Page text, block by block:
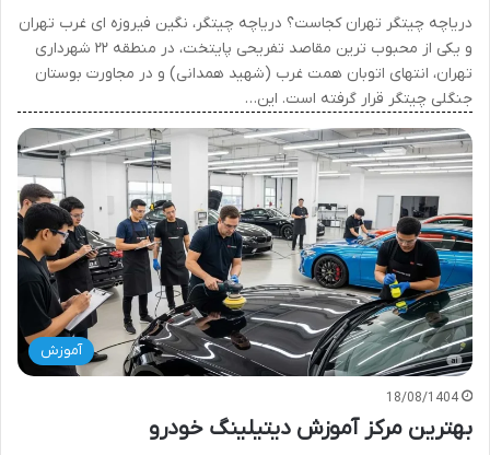
دریاچه چیتگر تهران کجاست؟ دریاچه چیتگر، نگین فیروزه ای غرب تهران
و یکی از محبوب ترین مقاصد تفریحی پایتخت، در منطقه ۲۲ شهرداری
تهران، انتهای اتوبان همت غرب (شهید همدانی) و در مجاورت بوستان
جنگلی چیتگر قرار گرفته است. این…
آموزش
18/08/1404
بهترین مرکز آموزش دیتیلینگ خودرو